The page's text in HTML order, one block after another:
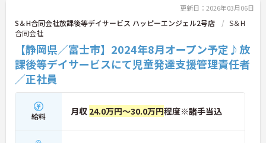
更新日：2026年03月06日
S＆H合同会社放課後等デイサービス ハッピーエンジェル2号店
S＆H
合同会社
【静岡県／富士市】2024年8月オープン予定♪放
課後等デイサービスにて児童発達支援管理責任者
／正社員
給料 月収 24.0万円～30.0万円程度※諸手当込